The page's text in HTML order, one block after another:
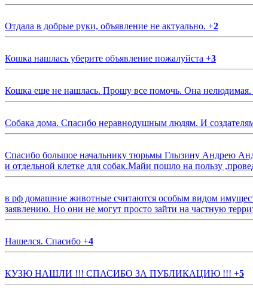
Отдала в добрые руки, объявление не актуально. +2
Кошка нашлась уберите объявление пожалуйста +3
Кошка еще не нашлась. Прошу все помочь. Она нелюдимая.
Собака дома. Спасибо неравнодушным людям. И
Спасибо большое начальнику тюрьмы Глызину Андрею
и отдельной клетке для собак.Майи пошло на пользу
в рф домашние животные считаются особым видом
заявлению. Но они не могут просто зайти на частную
Нашелся. Спасибо +4
КУЗЮ НАШЛИ !!! СПАСИБО ЗА ПУБЛИКАЦИЮ !!! +5